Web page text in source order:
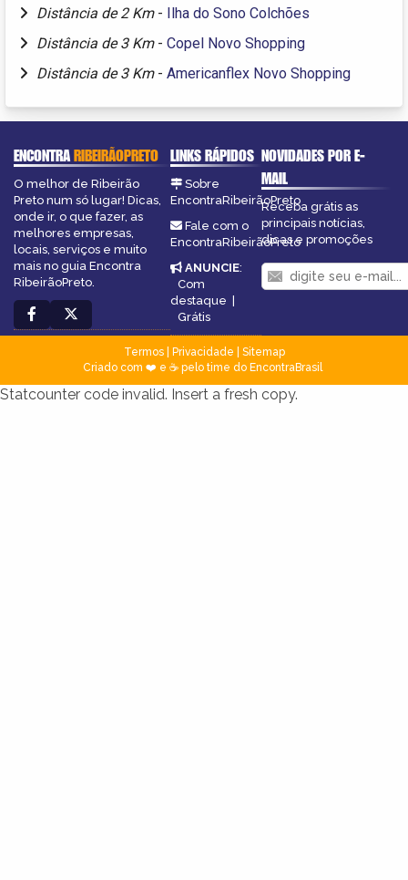
Distância de 2 Km -
Ilha do Sono Colchões
Distância de 3 Km - Copel Novo Shopping
Distância de 3 Km - Americanflex Novo Shopping
ENCONTRARIBEIRÃOPRETO
O melhor de Ribeirão
Preto num só lugar! Dicas,
onde ir, o que fazer, as
melhores empresas,
locais, serviços e muito
mais no guia Encontra
RibeirãoPreto.
LINKS RÁPIDOS
Sobre
EncontraRibeirãoPreto
Fale com o
EncontraRibeirãoPreto
ANUNCIE:
Com
destaque
Grátis
NOVIDADES POR E-
MAIL
Receba grátis as
principais notícias,
dicas e promoções
Termos| Privacidade
Sitemap
Criado com ❤️ e ☕ pelo time do EncontraBrasil
Statcounter code invalid. Insert a fresh copy.